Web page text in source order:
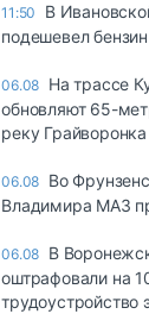
11:50
В
подешевел бензин
06.08 На трассе
обновляют 65-
реку Грайворонка
06.08 Во
Владимира МАЗ
06.08 В
оштрафовали на